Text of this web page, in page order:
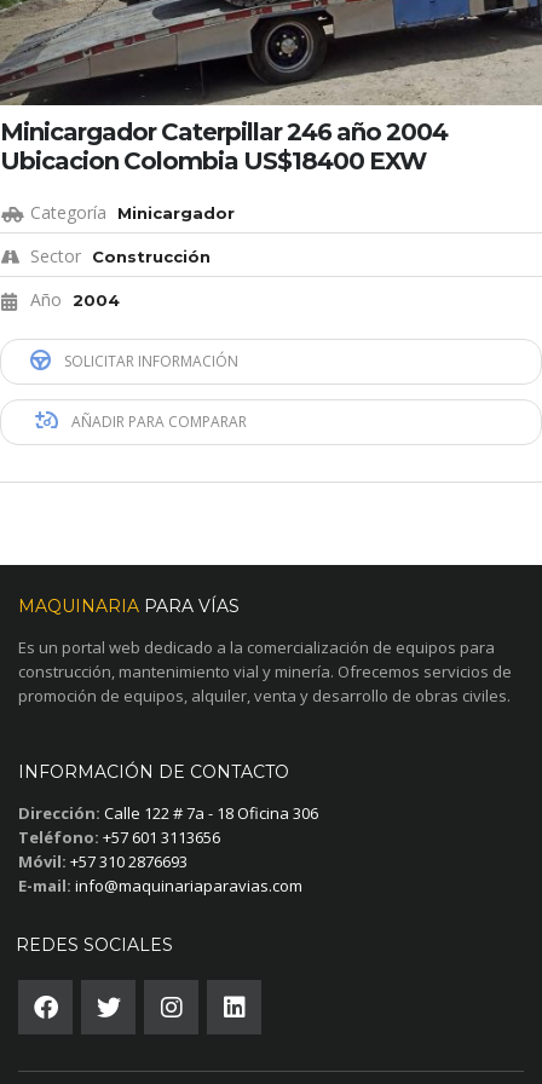
Minicargador Caterpillar 246 año 2004
Ubicacion Colombia US$18400 EXW
Categoría Minicargador
Sector Construcción
Año 2004
SOLICITAR INFORMACIÓN
AÑADIR PARA COMPARAR
MAQUINARIA PARA VÍAS
Es un portal web dedicado a la comercialización de equipos para
construcción, mantenimiento vial y minería. Ofrecemos servicios de
promoción de equipos, alquiler, venta y desarrollo de obras civiles.
INFORMACIÓN DE CONTACTO
Dirección: Calle 122 # 7a - 18 Oficina 306
Teléfono: +57 601 3113656
Móvil: +57 310 2876693
E-mail: info@maquinariaparavias.com
REDES SOCIALES